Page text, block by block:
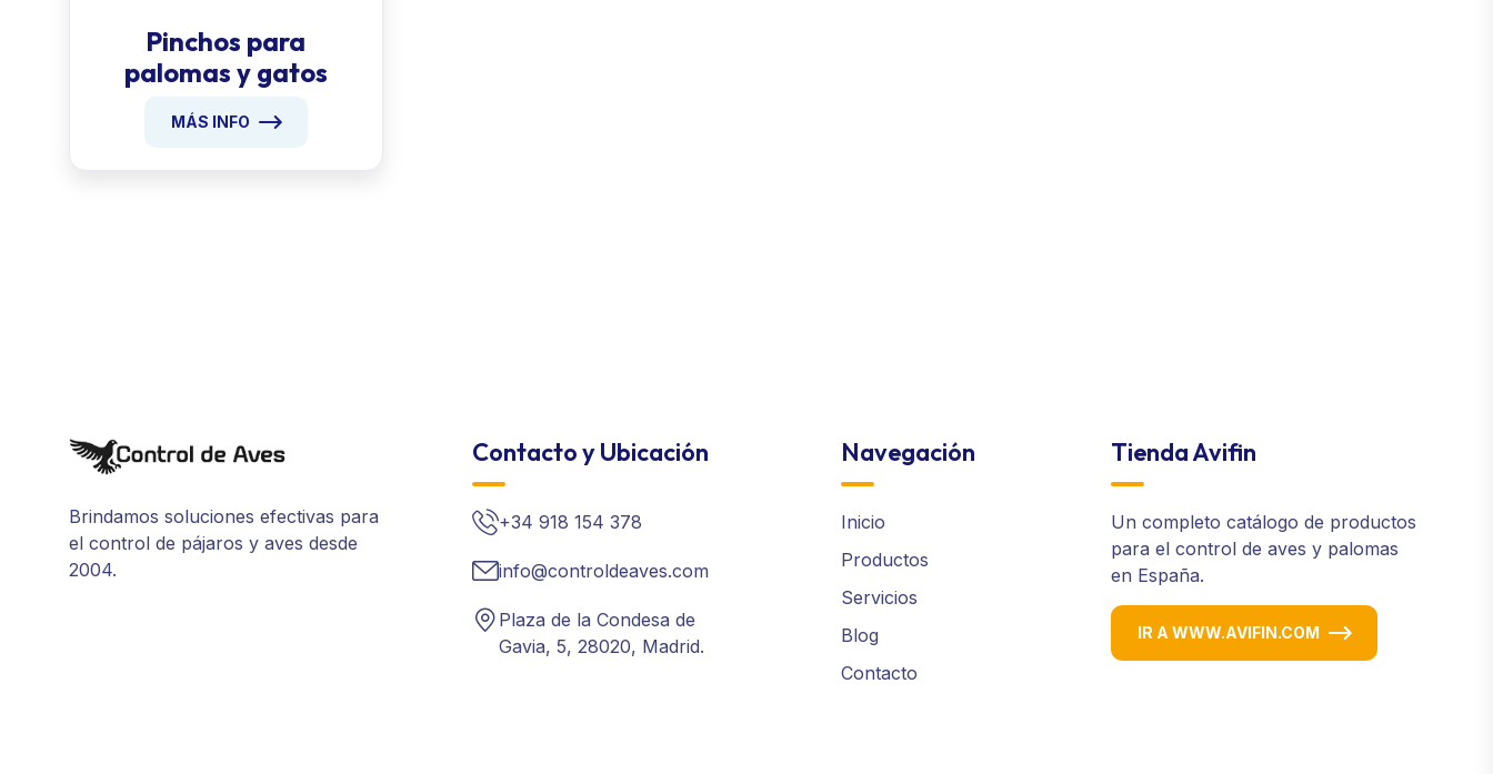
Pinchos para
palomas y gatos
MÁS INFO
Brindamos soluciones efectivas para
el control de pájaros y aves desde
2004.
Contacto y Ubicación
+34 918 154 378
info@controldeaves.com
Plaza de la Condesa de
Gavia, 5, 28020, Madrid.
Navegación
Inicio
Productos
Servicios
Blog
Contacto
Tienda Avifin
Un completo catálogo de productos
para el control de aves y palomas
en España.
IR A WWW.AVIFIN.COM